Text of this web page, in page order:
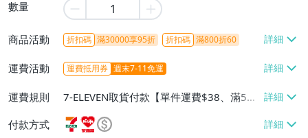
數量
商品活動 折扣碼 滿30000享95折 折扣碼 滿800折60
運費活動 運費抵用券 週末7-11免運
運費規則
7-ELEVEN取貨付款【單件運費$38、滿5件
或消費滿$1298免運費】、7-ELEVEN取貨
不付款【免運費】、萊爾富取貨付款【單件
付款方式